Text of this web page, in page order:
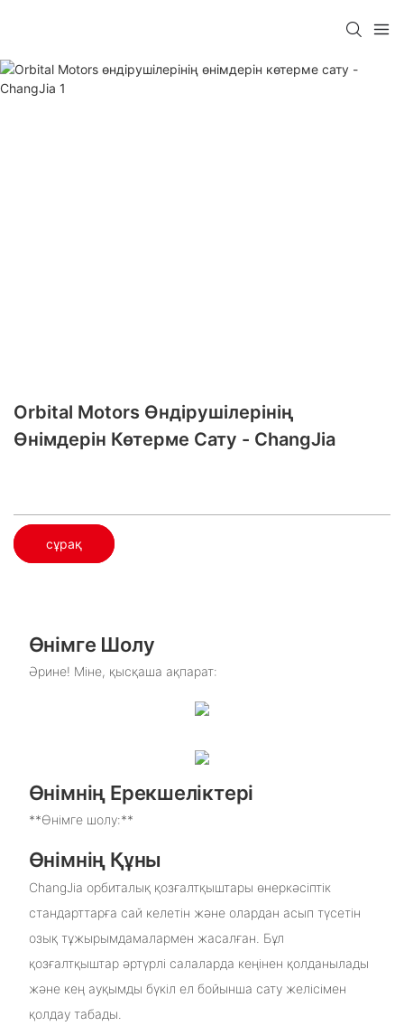
Orbital Motors Өндірушілерінің
Өнімдерін Көтерме Сату - ChangJia
сұрақ
Өнімге Шолу
Әрине! Міне, қысқаша ақпарат:
Өнімнің Ерекшеліктері
**Өнімге шолу:**
Өнімнің Құны
ChangJia орбиталық қозғалтқыштары өнеркәсіптік
стандарттарға сай келетін және олардан асып түсетін
озық тұжырымдамалармен жасалған. Бұл
қозғалтқыштар әртүрлі салаларда кеңінен қолданылады
және кең ауқымды бүкіл ел бойынша сату желісімен
қолдау табады.